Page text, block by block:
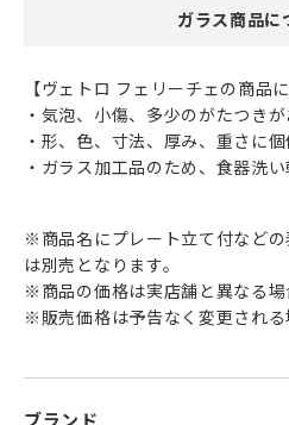
クリスマスだけでなく、お正月
食卓にも
なぜか和食器としっくりなじみ
飾り皿等インテリアオブジェと
普段使いの器としても、おもて
テーブルコーディネートを想像力
おしゃれで遊び心溢れるガラス食
ガラス商品に
【ヴェトロ フェリーチェの商品に
・気泡、小傷、多少のがたつきが
・形、色、寸法、厚み、重さに個
・ガラス加工品のため、食器洗
※商品名にプレート立て付など
は別売となります。
※商品の価格は実店舗と異なる場
※販売価格は予告なく変更される
ブランド